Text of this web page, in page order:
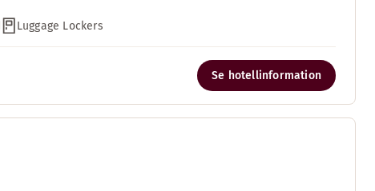
Luggage Lockers
Se hotellinformation